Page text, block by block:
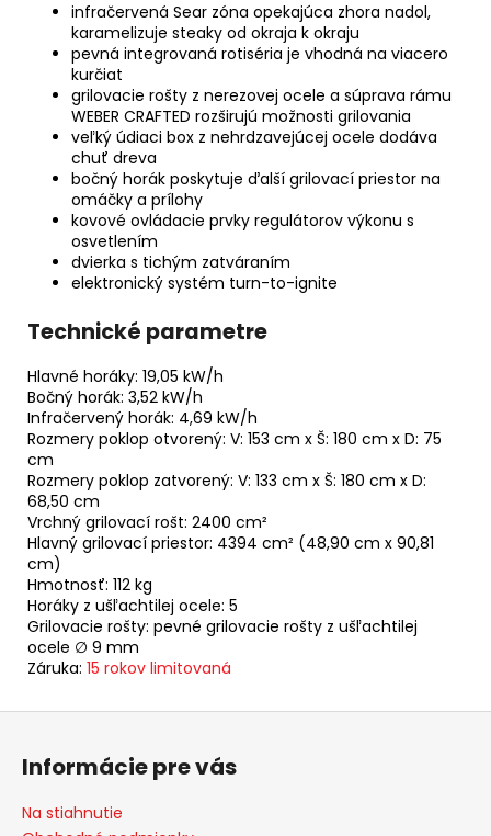
infračervená Sear zóna opekajúca zhora nadol,
karamelizuje steaky od okraja k okraju
pevná integrovaná rotiséria je vhodná na viacero
kurčiat
grilovacie rošty z nerezovej ocele a súprava rámu
WEBER CRAFTED rozširujú možnosti grilovania
veľký údiaci box z nehrdzavejúcej ocele dodáva
chuť dreva
bočný horák poskytuje ďalší grilovací priestor na
omáčky a prílohy
kovové ovládacie prvky regulátorov výkonu s
osvetlením
dvierka s tichým zatváraním
elektronický systém turn-to-ignite
Technické parametre
Hlavné horáky: 19,05 kW/h
Bočný horák: 3,52 kW/h
Infračervený horák: 4,69 kW/h
Rozmery poklop otvorený: V: 153 cm x Š: 180 cm x D: 75
cm
Rozmery poklop zatvorený: V: 133 cm x Š: 180 cm x D:
68,50 cm
Vrchný grilovací rošt: 2400 cm²
Hlavný grilovací priestor: 4394 cm² (48,90 cm x 90,81
cm)
Hmotnosť: 112 kg
Horáky z ušľachtilej ocele: 5
Grilovacie rošty: pevné grilovacie rošty z ušľachtilej
ocele ∅ 9 mm
Záruka: 15 rokov limitovaná
Informácie pre vás
Na stiahnutie